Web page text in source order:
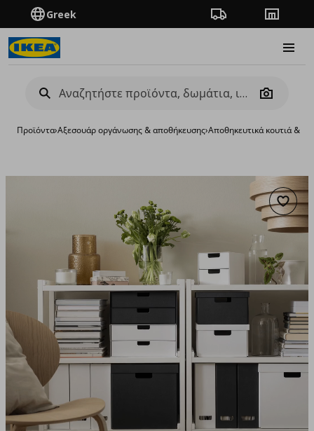
Greek Πορεία παραγγελίας
Camera
Προϊόντα›Aξεσουάρ οργάνωσης & αποθήκευσης›Αποθηκευτικά κουτιά &